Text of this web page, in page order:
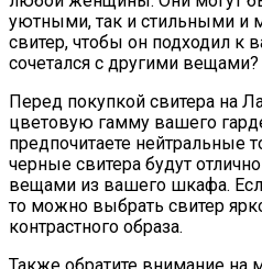
уютными, так и стильными и
свитер, чтобы он подходил
сочетался с другими вещами?
Перед покупкой свитера на
цветовую гамму вашего
предпочитаете нейтральные
черные свитера будут
вещами из вашего шкафа.
то можно выбрать свитер
контрастного образа.